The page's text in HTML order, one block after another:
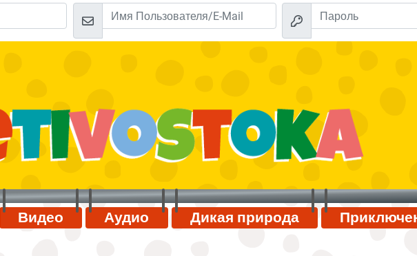
Видео Аудио Дикая природа